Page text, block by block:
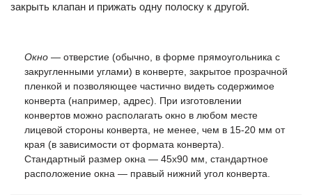
закрыть клапан и прижать одну полоску к другой.
Окно — отверстие (обычно, в форме прямоугольника с
закругленными углами) в конверте, закрытое прозрачной
пленкой и позволяющее частично видеть содержимое
конверта (например, адрес). При изготовлении
конвертов можно располагать окно в любом месте
лицевой стороны конверта, не менее, чем в 15-20 мм от
края (в зависимости от формата конверта).
Стандартный размер окна — 45х90 мм, стандартное
расположение окна — правый нижний угол конверта.